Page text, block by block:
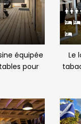
équipée
pour
Le